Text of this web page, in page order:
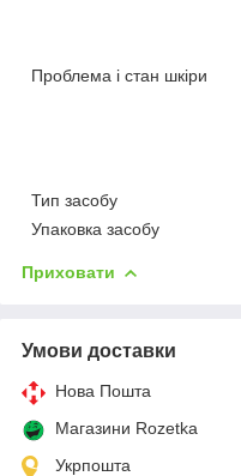
Проблема і стан шкіри
Тип засобу
Упаковка засобу
Приховати
Умови доставки
Нова Пошта
Магазини Rozetka
Укрпошта